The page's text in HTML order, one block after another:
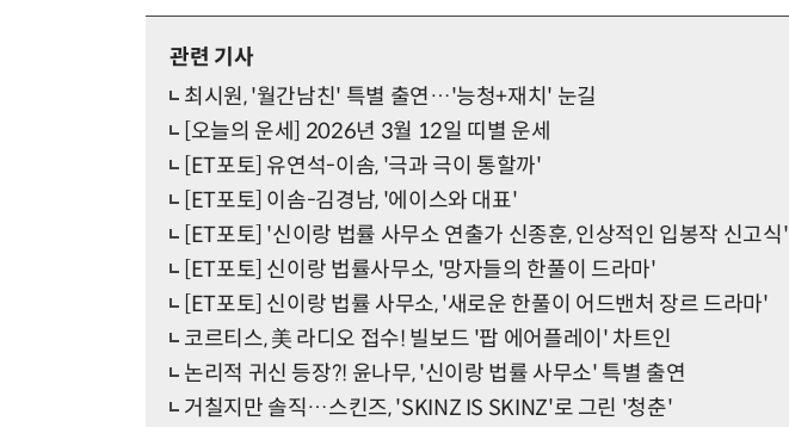
관련 기사
최시원, '월간남친' 특별 출연…'능청+재치' 눈길
[오늘의 운세] 2026년 3월 12일 띠별 운세
[ET포토] 유연석-이솜, '극과 극이 통할까'
[ET포토] 이솜-김경남, '에이스와 대표'
[ET포토] '신이랑 법률 사무소 연출가 신종훈, 인상적인 입봉작 신고식'
[ET포토] 신이랑 법률사무소, '망자들의 한풀이 드라마'
[ET포토] 신이랑 법률 사무소, '새로운 한풀이 어드밴처 장르 드라마'
코르티스, 美 라디오 접수! 빌보드 '팝 에어플레이' 차트인
논리적 귀신 등장?! 윤나무, '신이랑 법률 사무소' 특별 출연
거칠지만 솔직…스킨즈, 'SKINZ IS SKINZ'로 그린 '청춘'